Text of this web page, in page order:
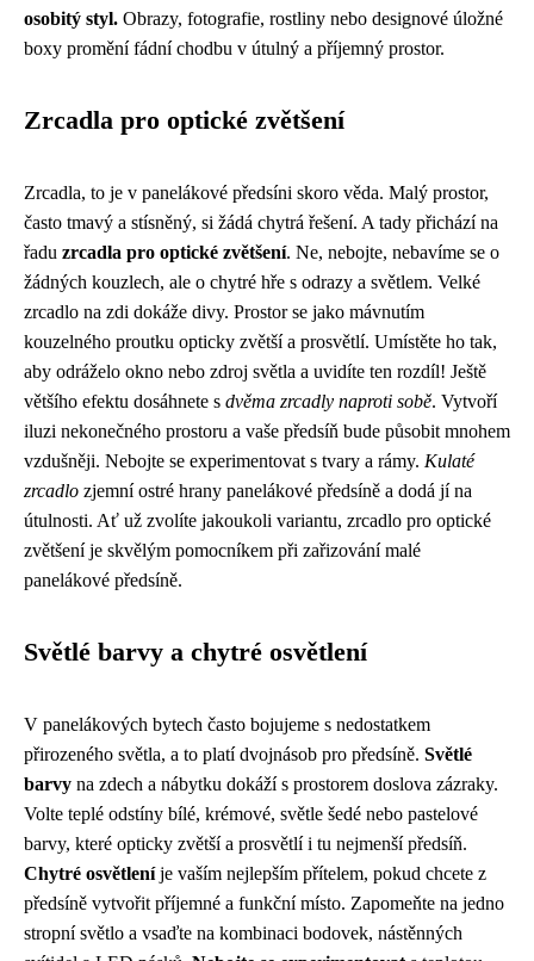
osobitý styl. Obrazy, fotografie, rostliny nebo designové úložné
boxy promění fádní chodbu v útulný a příjemný prostor.
Zrcadla pro optické zvětšení
Zrcadla, to je v panelákové předsíni skoro věda. Malý prostor,
často tmavý a stísněný, si žádá chytrá řešení. A tady přichází na
řadu zrcadla pro optické zvětšení. Ne, nebojte, nebavíme se o
žádných kouzlech, ale o chytré hře s odrazy a světlem. Velké
zrcadlo na zdi dokáže divy. Prostor se jako mávnutím
kouzelného proutku opticky zvětší a prosvětlí. Umístěte ho tak,
aby odráželo okno nebo zdroj světla a uvidíte ten rozdíl! Ještě
většího efektu dosáhnete s dvěma zrcadly naproti sobě. Vytvoří
iluzi nekonečného prostoru a vaše předsíň bude působit mnohem
vzdušněji. Nebojte se experimentovat s tvary a rámy. Kulaté
zrcadlo zjemní ostré hrany panelákové předsíně a dodá jí na
útulnosti. Ať už zvolíte jakoukoli variantu, zrcadlo pro optické
zvětšení je skvělým pomocníkem při zařizování malé
panelákové předsíně.
Světlé barvy a chytré osvětlení
V panelákových bytech často bojujeme s nedostatkem
přirozeného světla, a to platí dvojnásob pro předsíně. Světlé
barvy na zdech a nábytku dokáží s prostorem doslova zázraky.
Volte teplé odstíny bílé, krémové, světle šedé nebo pastelové
barvy, které opticky zvětší a prosvětlí i tu nejmenší předsíň.
Chytré osvětleníje vaším nejlepším přítelem, pokud chcete z
předsíně vytvořit příjemné a funkční místo. Zapomeňte na jedno
stropní světlo a vsaďte na kombinaci bodovek, nástěnných